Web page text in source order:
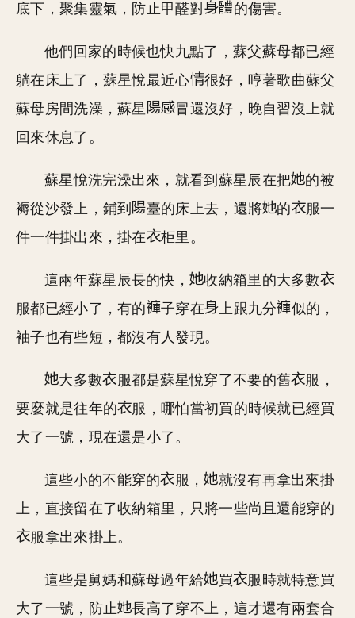
底下，聚集靈氣，防止甲醛對
的傷害。
他們回家的時候也快九點了，蘇父蘇母都已經
躺在床上了，蘇星悅最近心
很好，哼著歌曲蘇父
蘇母房間洗澡，蘇星
冒還沒好，晚自習沒上就
回來休息了。
蘇星悅洗完澡出來，就看到蘇星辰在把
的被
褥從沙發上，鋪到
臺的床上去，還將 的
服一
件一件掛出來，掛在
柜里。
這兩年蘇星辰長的快，
收納箱里的大多數
服都已經小了，有的
子穿在 上跟九分
似的，
袖子也有些短，都沒有人發現。
大多數 服都是蘇星悅穿了不要的舊
服，
要麼就是往年的
服，哪怕當初買的時候就已經買
大了一號，現在還是小了。
這些小的不能穿的 服，
就沒有再拿出來掛
上，直接留在了收納箱里，只將一些尚且還能穿的
服拿出來掛上。
這些是舅媽和蘇母過年給 買
服時就特意買
大了一號，防止
長高了穿不上，這才還有兩套合